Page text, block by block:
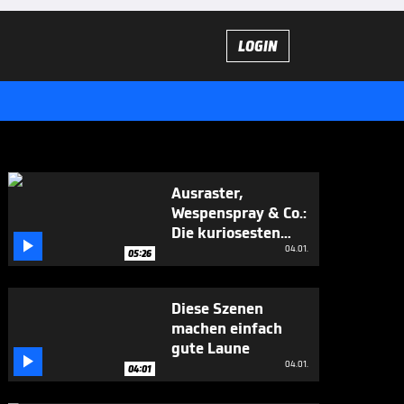
LOGIN
 05:26
Ausraster,
Wespenspray & Co.:
Die kuriosesten
04.01.
 04:01
Diese Szenen
machen einfach
gute Laune
04.01.